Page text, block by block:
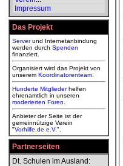
Impressum
Das Projekt
Serverund Internetanbindung
werden durch Spenden
finanziert.
Organisiert wird das Projekt von
unserem Koordinatorenteam
Hunderte Mitgliederhelfen
ehrenamtlich in unseren
moderierten Foren
Anbieter der Seite ist der
gemeinnützige Verein
"Vorhilfe.de e.V.".
Partnerseiten
Dt. Schulen im Ausland: